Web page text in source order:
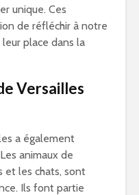
unique. Ces
de réfléchir à notre
place dans la
Versailles
a également
animaux de
et les chats, sont
Ils font partie